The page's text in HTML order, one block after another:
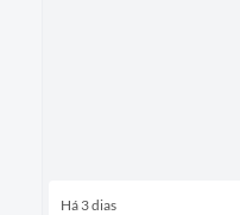
Há 3 dias